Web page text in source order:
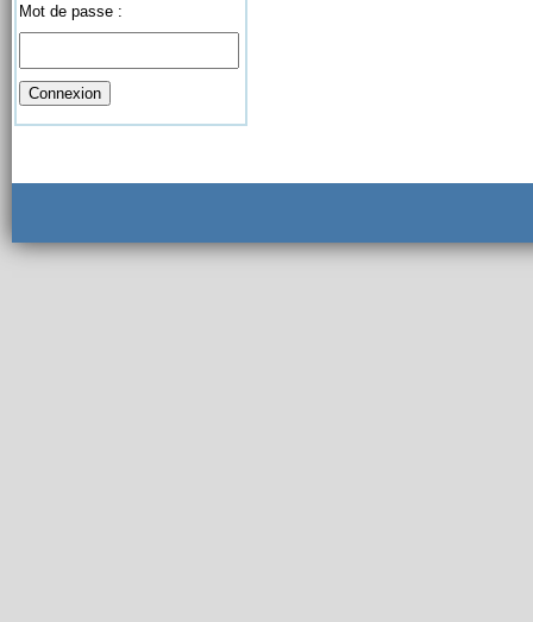
Mot de passe :